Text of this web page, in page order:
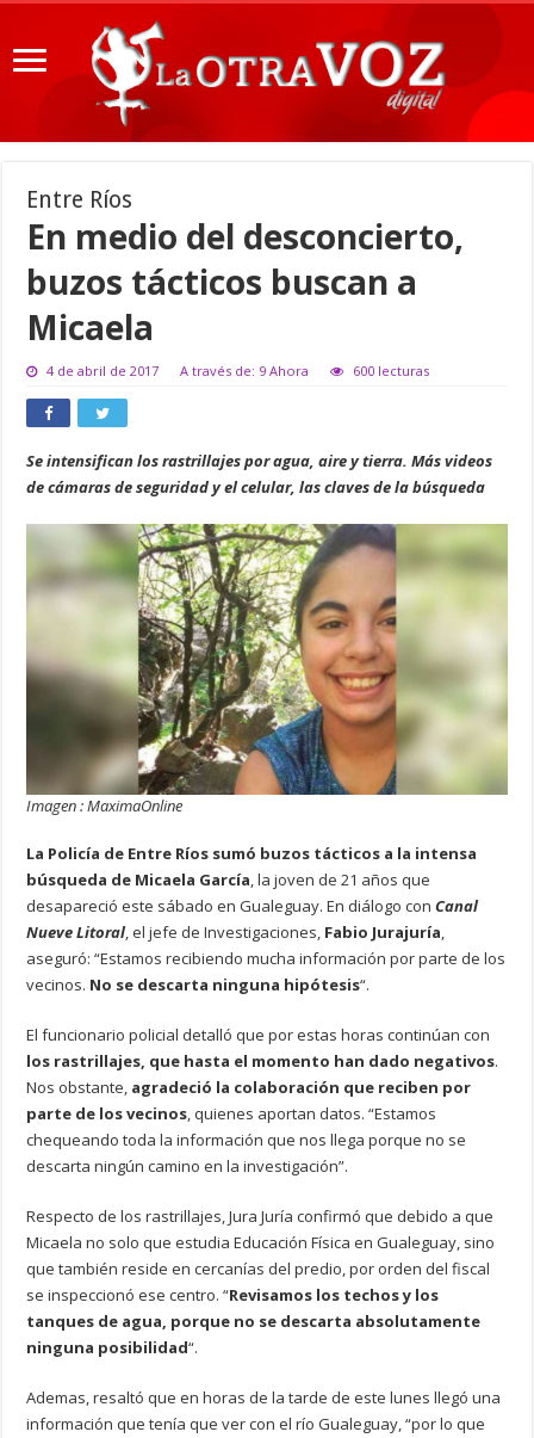
Entre Ríos
En medio del desconcierto,
buzos tácticos buscan a
Micaela
4 de abril de 2017 A través de: 9 Ahora 600 lecturas
Se intensifican los rastrillajes por agua, aire y tierra. Más videos
de cámaras de seguridad y el celular, las claves de la búsqueda
Imagen : MaximaOnline
La Policía de Entre Ríos sumó buzos tácticos a la intensa
búsqueda de Micaela García, la joven de 21 años que
desapareció este sábado en Gualeguay. En diálogo conCanal
Nueve Litoral, el jefe de Investigaciones, Fabio Jurajuría,
aseguró: “Estamos recibiendo mucha información por parte de los
vecinos. No se descarta ninguna hipótesis“.
El funcionario policial detalló que por estas horas continúan con
los rastrillajes, que hasta el momento han dado negativos.
Nos obstante, agradeció la colaboración que reciben por
parte de los vecinos, quienes aportan datos. “Estamos
chequeando toda la información que nos llega porque no se
descarta ningún camino en la investigación”.
Respecto de los rastrillajes, Jura Juría confirmó que debido a que
Micaela no solo que estudia Educación Física en Gualeguay, sino
que también reside en cercanías del predio, por orden del fiscal
se inspeccionó ese centro. “Revisamos los techos y los
tanques de agua, porque no se descarta absolutamente
ninguna posibilidad“.
Ademas, resaltó que en horas de la tarde de este lunes llegó una
información que tenía que ver con el río Gualeguay, “por lo que